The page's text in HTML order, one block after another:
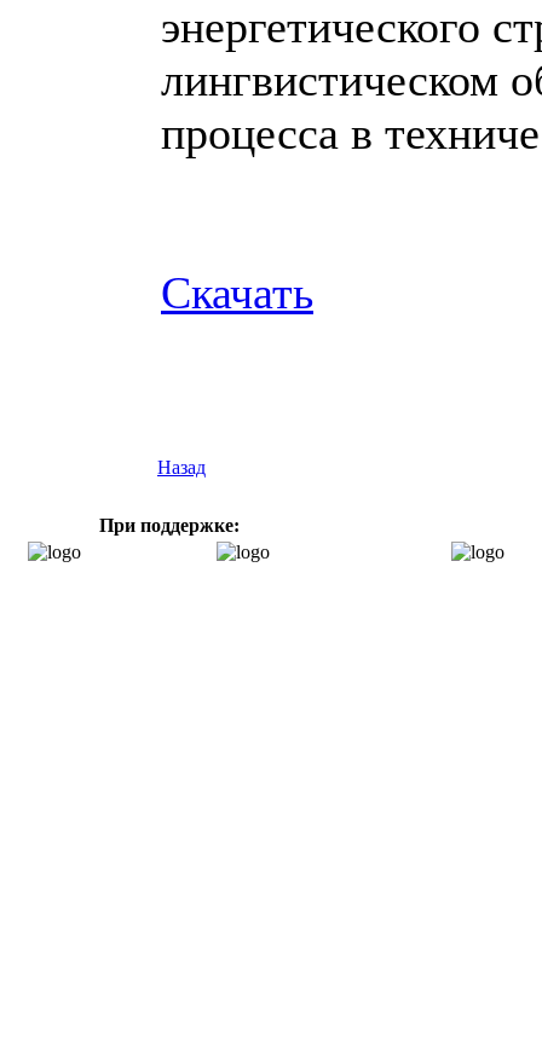
энергетического
лингвистическом
процесса в
Скачать
Назад
При поддержке: